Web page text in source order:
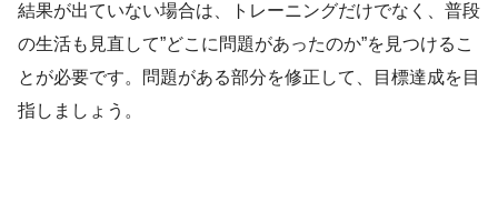
結果が出ていない場合は、トレーニングだけでなく、普段
の生活も見直して”どこに問題があったのか”を見つけるこ
とが必要です。問題がある部分を修正して、目標達成を目
指しましょう。